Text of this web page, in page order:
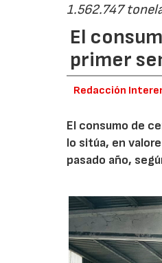
1.562.747
El
primer
Redacción
El consumo de
lo sitúa, en
pasado año,